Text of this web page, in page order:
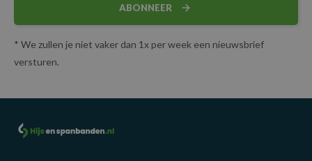
ABONNEER
* We zullen je niet vaker dan 1x per week een nieuwsbrief
versturen.